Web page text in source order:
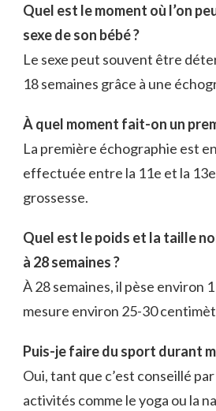
Quel est le moment où l’on
sexe de son bébé ?
Le sexe peut souvent être
18 semaines grâce à une
À quel moment fait-on un
La première échographie est
effectuée entre la 11e et la
grossesse.
Quel est le poids et la taille
à 28 semaines ?
À 28 semaines, il pèse environ
mesure environ 25-30
Puis-je faire du sport durant
Oui, tant que c’est conseillé
activités comme le yoga ou la